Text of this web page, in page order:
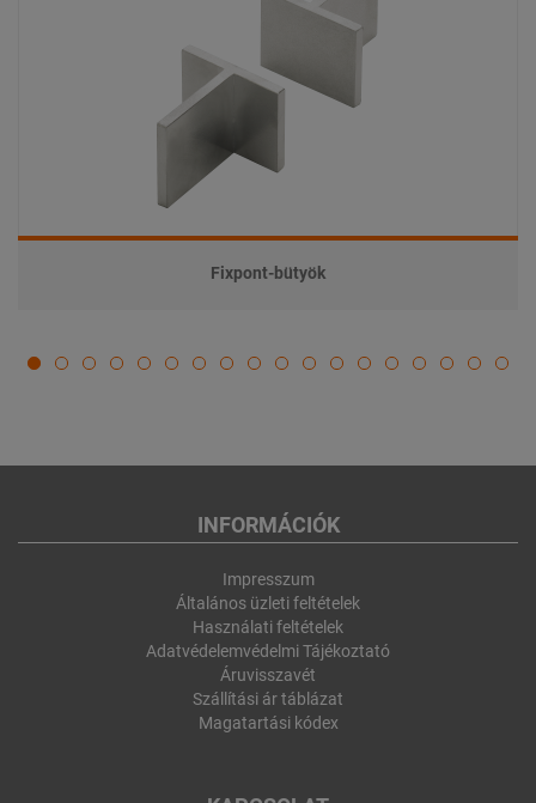
Fixpont-bütyök
INFORMÁCIÓK
Impresszum
Általános üzleti feltételek
Használati feltételek
Adatvédelemvédelmi Tájékoztató
Áruvisszavét
Szállítási ár táblázat
Magatartási kódex